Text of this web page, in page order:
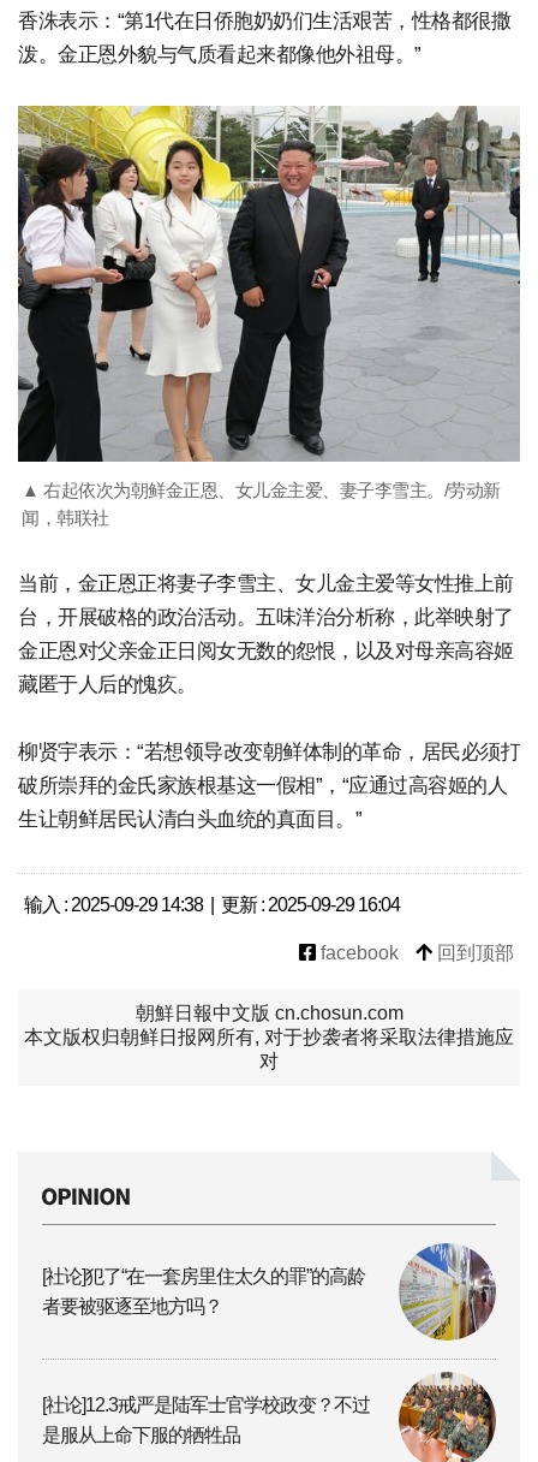
香洙表示：“第1代在日侨胞奶奶们生活艰苦，性格都很撒
泼。金正恩外貌与气质看起来都像他外祖母。”
▲ 右起依次为朝鲜金正恩、女儿金主爱、妻子李雪主。/劳动新
闻，韩联社
当前，金正恩正将妻子李雪主、女儿金主爱等女性推上前
台，开展破格的政治活动。五味洋治分析称，此举映射了
金正恩对父亲金正日阅女无数的怨恨，以及对母亲高容姬
藏匿于人后的愧疚。
柳贤宇表示：“若想领导改变朝鲜体制的革命，居民必须打
破所崇拜的金氏家族根基这一假相”，“应通过高容姬的人
生让朝鲜居民认清白头血统的真面目。”
输入 : 2025-09-29 14:38 | 更新 : 2025-09-29 16:04
facebook 回到顶部
朝鮮日報中文版 cn.chosun.com
本文版权归朝鲜日报网所有, 对于抄袭者将采取法律措施应
对
[社论]犯了“在一套房里住太久的罪”的高龄
者要被驱逐至地方吗？
[社论]12.3戒严是陆军士官学校政变？不过
是服从上命下服的牺牲品